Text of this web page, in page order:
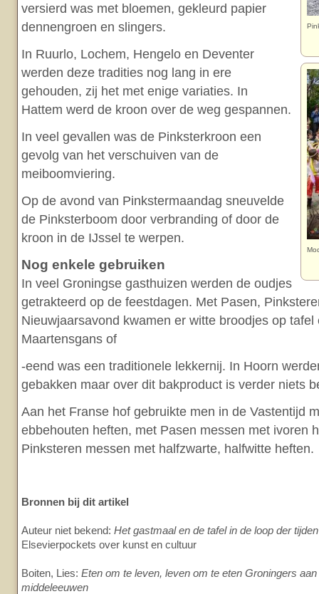
versierd was met bloemen, gekleurd papier
dennengroen en slingers.
In Ruurlo, Lochem, Hengelo en Deventer
werden deze tradities nog lang in ere
gehouden, zij het met enige variaties. In
Hattem werd de kroon over de weg gespannen.
In veel gevallen was de Pinksterkroon een
gevolg van het verschuiven van de
meiboomviering.
Op de avond van Pinkstermaandag sneuvelde
de Pinksterboom door verbranding of door de
kroon in de IJssel te werpen.
Nog enkele gebruiken
In veel Groningse gasthuizen werden de oudjes
getrakteerd op de feestdagen. Met Pasen,
Nieuwjaarsavond kwamen er witte broodjes op tafel
Maartensgans of
-eend was een traditionele lekkernij. In Hoorn
gebakken maar over dit bakproduct is verder niets
Aan het Franse hof gebruikte men in de Vastentijd
ebbehouten heften, met Pasen messen met ivoren
Pinksteren messen met halfzwarte, halfwitte heften.
Bronnen bij dit artikel
Auteur niet bekend: Het gastmaal en de tafel in de loop der tijden
Elsevierpockets over kunst en cultuur
Boiten, Lies: Eten om te leven, leven om te eten Groningers
middeleeuwen